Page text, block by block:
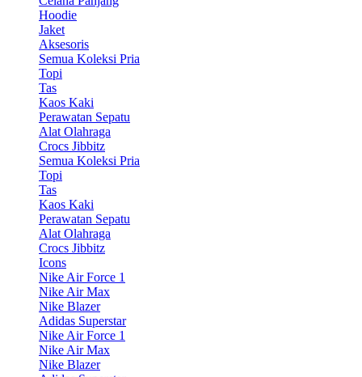
Hoodie
Jaket
Aksesoris
Semua Koleksi Pria
Topi
Tas
Kaos Kaki
Perawatan Sepatu
Alat Olahraga
Crocs Jibbitz
Semua Koleksi Pria
Topi
Tas
Kaos Kaki
Perawatan Sepatu
Alat Olahraga
Crocs Jibbitz
Icons
Nike Air Force 1
Nike Air Max
Nike Blazer
Adidas Superstar
Nike Air Force 1
Nike Air Max
Nike Blazer